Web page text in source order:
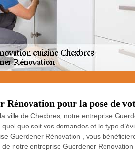
Rénovation pour la pose de
ville de Chexbres, notre entreprise
quel que soit vos demandes et le type
Guerdener Rénovation , vous
notre entreprise Guerdener